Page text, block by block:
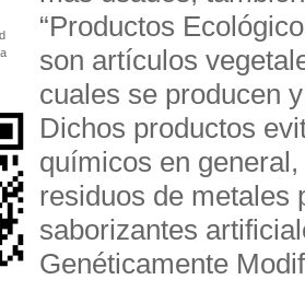
“Productos
son artículos
cuales se producen
Dichos productos
químicos en
residuos de metales
saborizantes
Genéticamente